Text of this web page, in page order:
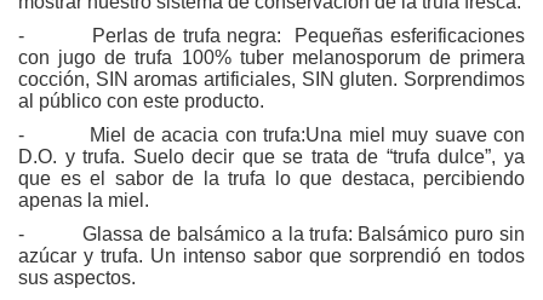
- Perlas de trufa negra: Pequeñas esferificaciones
con jugo de trufa 100% tuber melanosporum de primera
cocción, SIN aromas artificiales, SIN gluten. Sorprendimos
al público con este producto.
- Miel de acacia con trufa:Una miel muy suave con
D.O. y trufa. Suelo decir que se trata de “trufa dulce”, ya
que es el sabor de la trufa lo que destaca, percibiendo
apenas la miel.
- Glassa de balsámico a la trufa: Balsámico puro sin
azúcar y trufa. Un intenso sabor que sorprendió en todos
sus aspectos.